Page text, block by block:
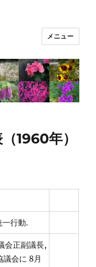
メニュー
1960年）
一行動.
会正副議長,
議会に 8月